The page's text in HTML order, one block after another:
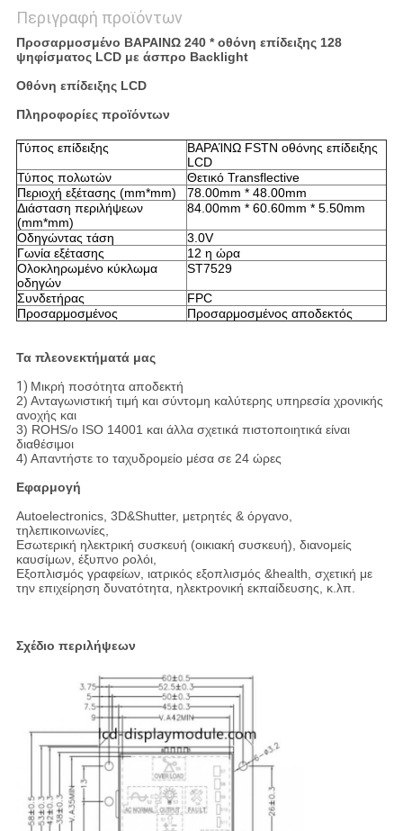
Περιγραφή προϊόντων
Προσαρμοσμένο ΒΑΡΑΙΝΩ 240 * οθόνη επίδειξης 128
ψηφίσματος LCD με άσπρο Backlight
Οθόνη επίδειξης LCD
Πληροφορίες προϊόντων
Τύπος επίδειξης
ΒΑΡΑΊΝΩ FSTN οθόνης επίδειξης
LCD
Τύπος πολωτών
Θετικό Transflective
Περιοχή εξέτασης (mm*mm)
78.00mm * 48.00mm
Διάσταση περιλήψεων
(mm*mm)
84.00mm * 60.60mm * 5.50mm
Οδηγώντας τάση
3.0V
Γωνία εξέτασης
12 η ώρα
Ολοκληρωμένο κύκλωμα
οδηγών
ST7529
Συνδετήρας
FPC
Προσαρμοσμένος
Προσαρμοσμένος αποδεκτός
Τα πλεονεκτήματά μας
1) Μικρή ποσότητα αποδεκτή
2) Ανταγωνιστική τιμή και σύντομη καλύτερης υπηρεσία χρονικής
ανοχής και
3) ROHS/ο ISO 14001 και άλλα σχετικά πιστοποιητικά είναι
διαθέσιμοι
4) Απαντήστε το ταχυδρομείο μέσα σε 24 ώρες
Εφαρμογή
Autoelectronics, 3D&Shutter, μετρητές & όργανο,
τηλεπικοινωνίες,
Εσωτερική ηλεκτρική συσκευή (οικιακή συσκευή), διανομείς
καυσίμων, έξυπνο ρολόι,
Εξοπλισμός γραφείων, ιατρικός εξοπλισμός &health, σχετική με
την επιχείρηση δυνατότητα, ηλεκτρονική εκπαίδευσης, κ.λπ.
Σχέδιο περιλήψεων